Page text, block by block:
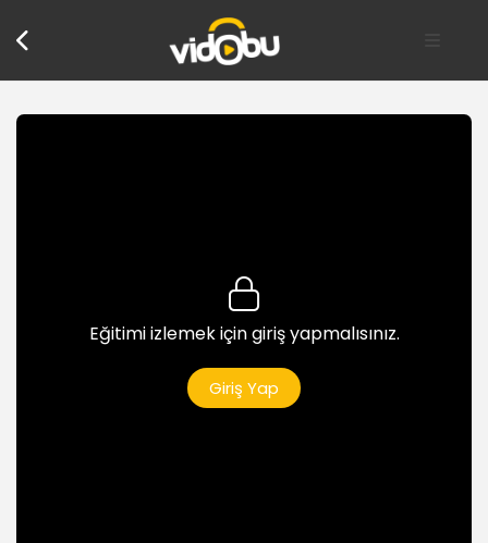
Eğitimi izlemek için giriş yapmalısınız.
Giriş Yap